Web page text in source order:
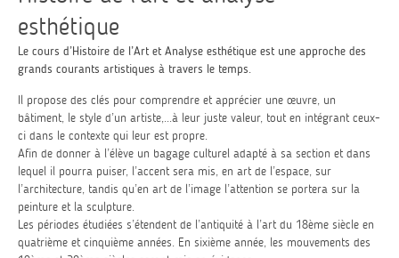
esthétique
Le cours d’Histoire de l’Art et Analyse esthétique est une approche des
grands courants artistiques à travers le temps.
Il propose des clés pour comprendre et apprécier une œuvre, un
bâtiment, le style d’un artiste,...à leur juste valeur, tout en intégrant ceux-
ci dans le contexte qui leur est propre.
Afin de donner à l’élève un bagage culturel adapté à sa section et dans
lequel il pourra puiser, l’accent sera mis, en art de l’espace, sur
l’architecture, tandis qu’en art de l’image l’attention se portera sur la
peinture et la sculpture.
Les périodes étudiées s’étendent de l’antiquité à l’art du 18ème siècle en
quatrième et cinquième années. En sixième année, les mouvements des